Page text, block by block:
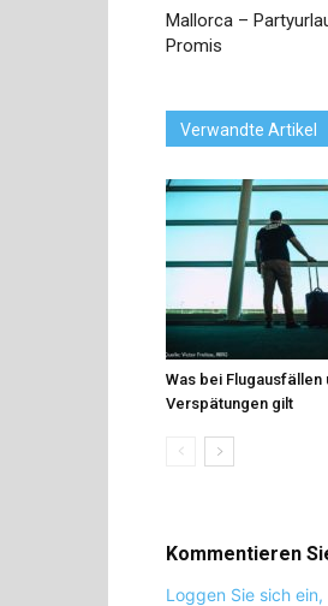
Mallorca –
Promis
Verwandte Artikel
Was bei Flugausfällen
Verspätungen gilt
Kommentieren
Loggen Sie sich